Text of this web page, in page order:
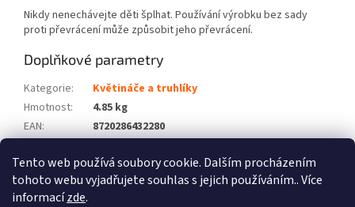
Tento web používá soubory cookie. Dalším procházením
tohoto webu vyjadřujete souhlas s jejich používáním.. Více
informacízde.
Nikdy nenechávejte děti šplhat. Používání výrobku bez sady
proti převrácení může způsobit jeho převrácení.
Doplňkové parametry
Kategorie:
Květináče a truhlíky
Hmotnost:
4.85 kg
EAN:
8720286432280
Počet balíků: 1